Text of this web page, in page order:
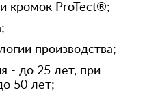
кромок ProTect®;
производства;
- до 25 лет, при
50 лет;